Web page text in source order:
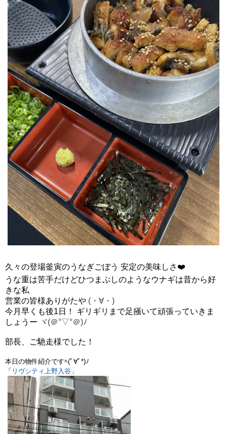
久々の登場釜寅のうなぎごぼう 安定の美味しさ❤️
うな重は苦手だけどひつまぶしのようなウナギは昔から好
きな私
営業の皆様ありがたや (・∀・)
今月早くも後1日！ ギリギリまで足掻いて頑張っていきま
しょうー ヾ(＠°▽°＠)ﾉ
部長、ご馳走様でした！
本日の物件紹介ですﾍ(ﾟ∀ﾟ*)ﾉ
「 リヴシティ上野入谷 」